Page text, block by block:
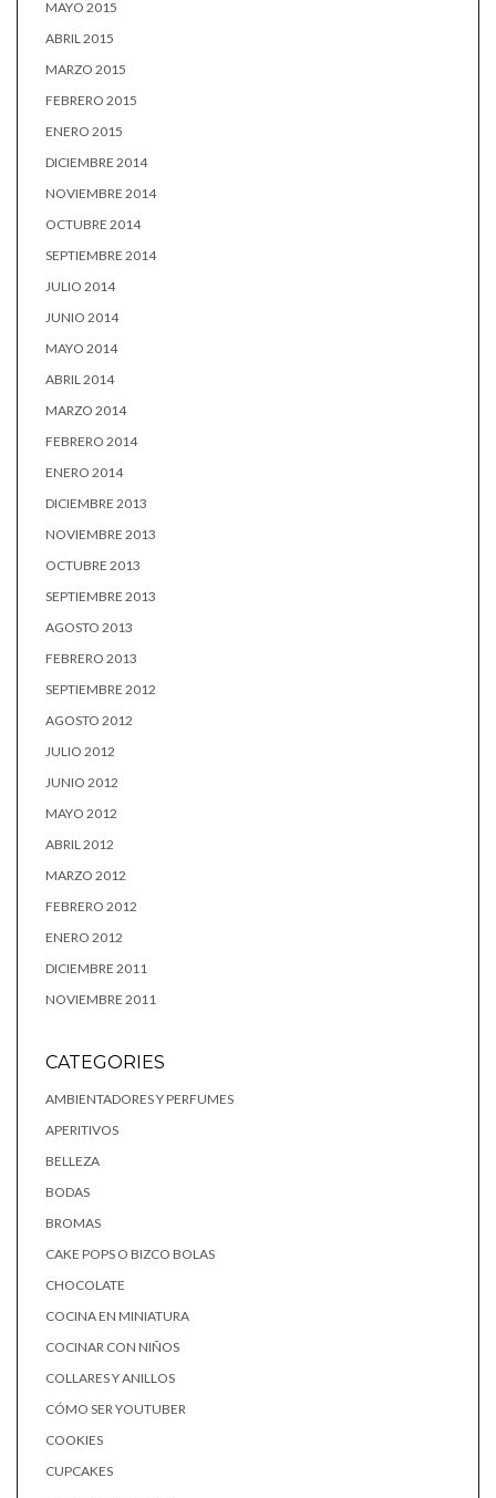
MAYO 2015
ABRIL 2015
MARZO 2015
FEBRERO 2015
ENERO 2015
DICIEMBRE 2014
NOVIEMBRE 2014
OCTUBRE 2014
SEPTIEMBRE 2014
JULIO 2014
JUNIO 2014
MAYO 2014
ABRIL 2014
MARZO 2014
FEBRERO 2014
ENERO 2014
DICIEMBRE 2013
NOVIEMBRE 2013
OCTUBRE 2013
SEPTIEMBRE 2013
AGOSTO 2013
FEBRERO 2013
SEPTIEMBRE 2012
AGOSTO 2012
JULIO 2012
JUNIO 2012
MAYO 2012
ABRIL 2012
MARZO 2012
FEBRERO 2012
ENERO 2012
DICIEMBRE 2011
NOVIEMBRE 2011
CATEGORIES
AMBIENTADORES Y PERFUMES
APERITIVOS
BELLEZA
BODAS
BROMAS
CAKE POPS O BIZCO BOLAS
CHOCOLATE
COCINA EN MINIATURA
COCINAR CON NIÑOS
COLLARES Y ANILLOS
CÓMO SER YOUTUBER
COOKIES
CUPCAKES